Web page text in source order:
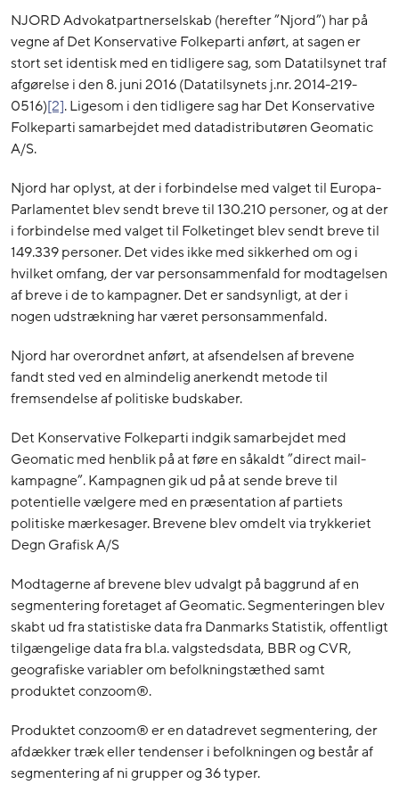
NJORD Advokatpartnerselskab (herefter ”Njord”) har på
vegne af Det Konservative Folkeparti anført, at sagen er
stort set identisk med en tidligere sag, som Datatilsynet traf
afgørelse i den 8. juni 2016 (Datatilsynets j.nr. 2014-219-
0516)[2]. Ligesom i den tidligere sag har Det Konservative
Folkeparti samarbejdet med datadistributøren Geomatic
A/S.
Njord har oplyst, at der i forbindelse med valget til Europa-
Parlamentet blev sendt breve til 130.210 personer, og at der
i forbindelse med valget til Folketinget blev sendt breve til
149.339 personer. Det vides ikke med sikkerhed om og i
hvilket omfang, der var personsammenfald for modtagelsen
af breve i de to kampagner. Det er sandsynligt, at der i
nogen udstrækning har været personsammenfald.
Njord har overordnet anført, at afsendelsen af brevene
fandt sted ved en almindelig anerkendt metode til
fremsendelse af politiske budskaber.
Det Konservative Folkeparti indgik samarbejdet med
Geomatic med henblik på at føre en såkaldt ”direct mail-
kampagne”. Kampagnen gik ud på at sende breve til
potentielle vælgere med en præsentation af partiets
politiske mærkesager. Brevene blev omdelt via trykkeriet
Degn Grafisk A/S
Modtagerne af brevene blev udvalgt på baggrund af en
segmentering foretaget af Geomatic. Segmenteringen blev
skabt ud fra statistiske data fra Danmarks Statistik, offentligt
tilgængelige data fra bl.a. valgstedsdata, BBR og CVR,
geografiske variabler om befolkningstæthed samt
produktet conzoom®.
Produktet conzoom® er en datadrevet segmentering, der
afdækker træk eller tendenser i befolkningen og består af
segmentering af ni grupper og 36 typer.